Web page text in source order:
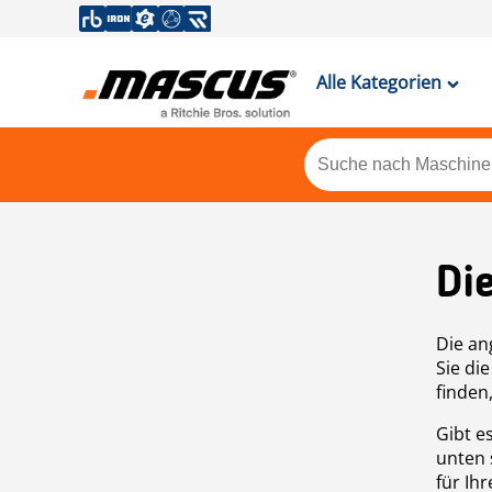
Alle Kategorien
Die
Sie
Gibt
unten
für